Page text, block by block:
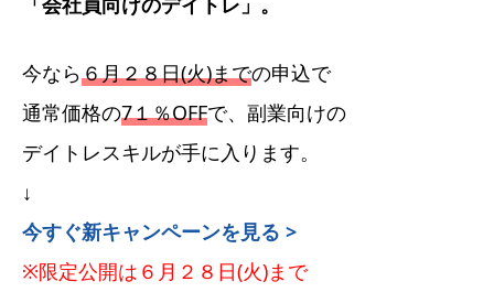
今なら６月２８日(火)までの申込で
通常価格の7１％OFFで、副業向けの
デイトレスキルが手に入ります。
↓
今すぐ新キャンペーンを見る >
※限定公開は６月２８日(火)まで